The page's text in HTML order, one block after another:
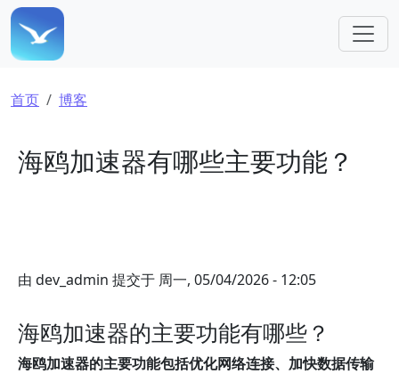
跳转到主要内容
面包屑
首页 博客
海鸥加速器有哪些主要功能？
由 dev_admin 提交于 周一, 05/04/2026 - 12:05
海鸥加速器的主要功能有哪些？
海鸥加速器的主要功能包括优化网络连接、加快数据传输